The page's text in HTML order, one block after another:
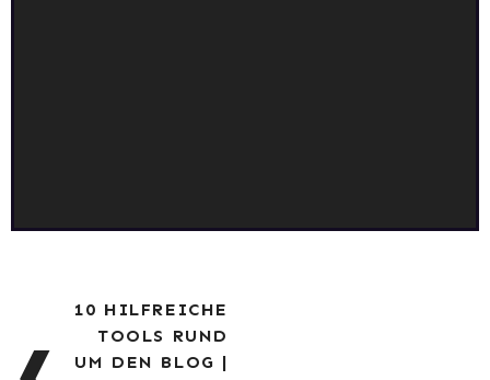
BEITRAGSNAVIGATION
10 HILFREICHE
TOOLS RUND
UM DEN BLOG |